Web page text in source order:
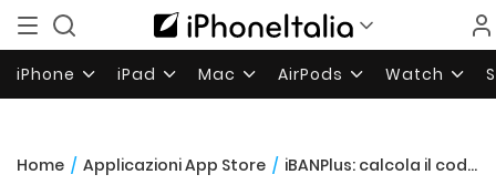
iPhone iPad Mac AirPods Watch
Home / Applicazioni App Store / iBANPlus: calcola il codice IBAN dei conti corrente italiani